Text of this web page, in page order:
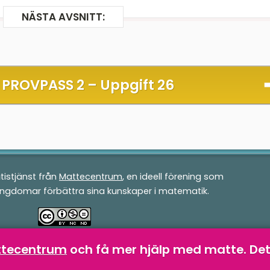
NÄSTA AVSNITT:
2 – Uppgift 26
och få mer hjälp med matte.
från Mattecentrum, en ideell förening som
förbättra sina kunskaper i matematik.
NoDerivatives 4.0 Internationell-